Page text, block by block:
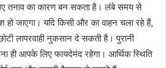
तनाव का कारण बन सकता है। लंबे समय से
जाएगा। यदि किसी और का वाहन चला रहे हैं,
लापरवाही नुकसान दे सकती है। पुरानी
ही आपके लिए फायदेमंद रहेगा। आर्थिक स्थिति